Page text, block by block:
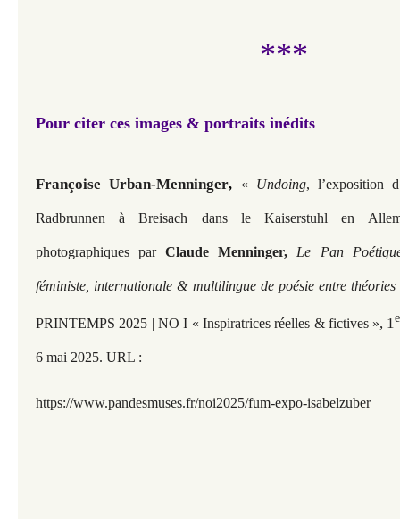
***
Pour citer ces images & portraits inédits
Françoise Urban-Menninger, « Undoing, l’exposition
Radbrunnen à Breisach dans le Kaiserstuhl en
photographiques parClaude Menninger, Le Pan
féministe, internationale & multilingue de poésie entre
PRINTEMPS 2025 | NO I « Inspiratrices réelles & fictives », 1
6 mai 2025. URL :
https://www.pandesmuses.fr/noi2025/fum-expo-isabelzuber